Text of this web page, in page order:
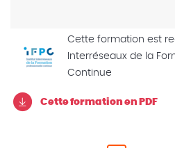
Cette formation est
Interréseaux de la
Continue
Cette formation en PDF